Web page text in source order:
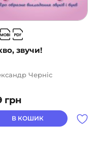
звучи!
грн
Черніс
В КОШИК